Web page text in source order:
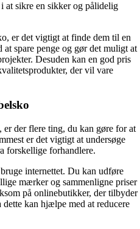
at sikre en sikker og pålidelig
er det vigtigt at finde dem til en
spare penge og gør det muligt at
Desuden kan en god pris
der vil vare
der flere ting, du kan gøre for at
er det vigtigt at undersøge
forskellige forhandlere.
internettet. Du kan udføre
mærker og sammenligne priser
på onlinebutikker, der tilbyder
kan hjælpe med at reducere